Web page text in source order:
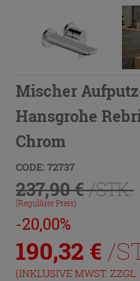
Mischer
Hansgrohe
Chrom
CODE: 72737
237,90 €/STK.
(Regulärer Preis)
-20,00%
190,32 € /
(INKLUSIVE MWST. ZZGL.